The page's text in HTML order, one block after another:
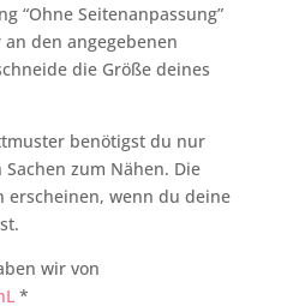
“Ohne Seitenanpassung”
den angegebenen
die Größe deines
benötigst du nur
zum Nähen. Die
erscheinen, wenn du deine
wir von
*